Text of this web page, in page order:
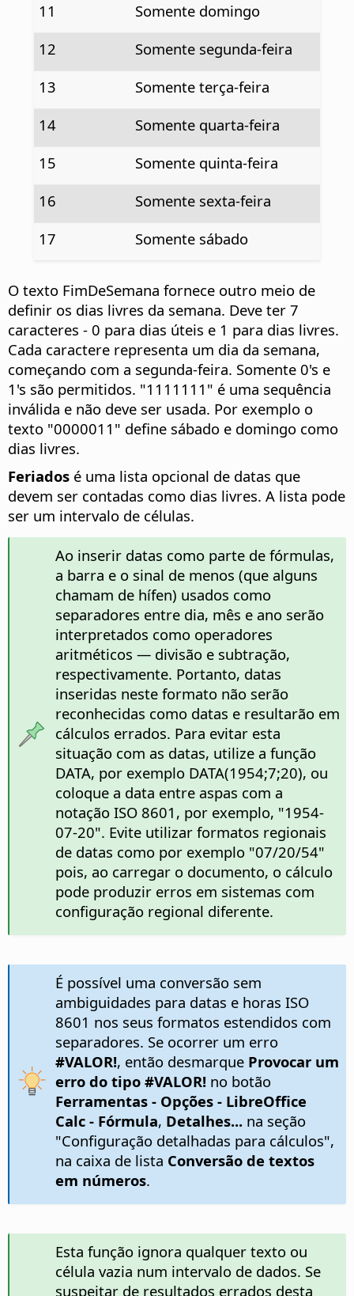
11
Somente domingo
12
Somente segunda-feira
13
Somente terça-feira
14
Somente quarta-feira
15
Somente quinta-feira
16
Somente sexta-feira
17
Somente sábado
O texto FimDeSemana fornece outro meio de
definir os dias livres da semana. Deve ter 7
caracteres - 0 para dias úteis e 1 para dias livres.
Cada caractere representa um dia da semana,
começando com a segunda-feira. Somente 0's e
1's são permitidos. "1111111" é uma sequência
inválida e não deve ser usada. Por exemplo o
texto "0000011" define sábado e domingo como
dias livres.
Feriados é uma lista opcional de datas que
devem ser contadas como dias livres. A lista pode
ser um intervalo de células.
Ao inserir datas como parte de fórmulas,
a barra e o sinal de menos (que alguns
chamam de hífen) usados como
separadores entre dia, mês e ano serão
interpretados como operadores
aritméticos — divisão e subtração,
respectivamente. Portanto, datas
inseridas neste formato não serão
reconhecidas como datas e resultarão em
cálculos errados. Para evitar esta
situação com as datas, utilize a função
DATA, por exemplo DATA(1954;7;20), ou
coloque a data entre aspas com a
notação ISO 8601, por exemplo, "1954-
07-20". Evite utilizar formatos regionais
de datas como por exemplo "07/20/54"
pois, ao carregar o documento, o cálculo
pode produzir erros em sistemas com
configuração regional diferente.
É possível uma conversão sem
ambiguidades para datas e horas ISO
8601 nos seus formatos estendidos com
separadores. Se ocorrer um erro
#VALOR!, então desmarque Provocar um
erro do tipo #VALOR!no botão
Ferramentas - Opções - LibreOffice
Calc - Fórmula, Detalhes...na seção
"Configuração detalhadas para cálculos",
na caixa de lista Conversão de textos
em números.
Esta função ignora qualquer texto ou
célula vazia num intervalo de dados. Se
suspeitar de resultados errados desta